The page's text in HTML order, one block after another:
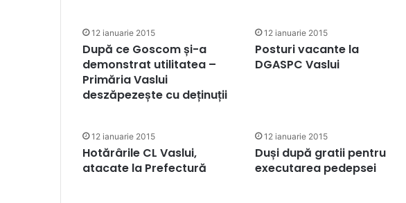
12 ianuarie 2015
După ce Goscom și-a
demonstrat utilitatea –
Primăria Vaslui
deszăpezește cu deținuții
12 ianuarie 2015
Posturi vacante la
DGASPC Vaslui
12 ianuarie 2015
Hotărârile CL Vaslui,
atacate la Prefectură
12 ianuarie 2015
Duși după gratii pentru
executarea pedepsei